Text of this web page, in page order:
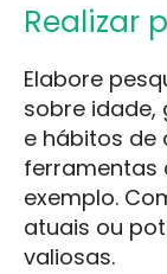
Realizar
Elabore
sobre idade,
e hábitos de
ferramentas
exemplo.
atuais ou
valiosas.